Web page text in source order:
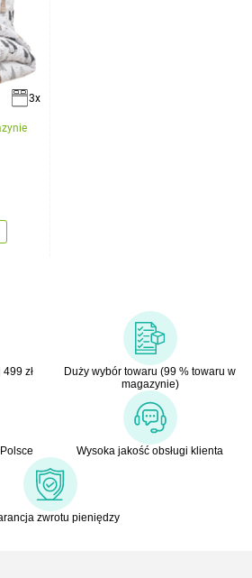
3x
zł
Duży wybór towaru (99 % towaru w
magazynie)
Wysoka jakość obsługi klienta
zwrotu pieniędzy